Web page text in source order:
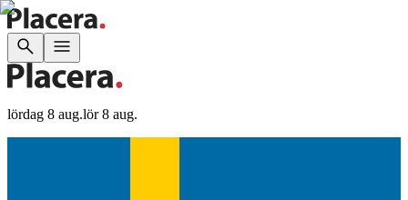
lördag 8 aug.lör 8 aug.